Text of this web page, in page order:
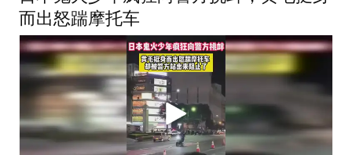
而出怒踹摩托车